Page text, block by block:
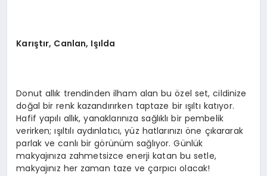
Karıştır, Canlan, Işılda
Donut allık trendinden ilham alan bu özel set, cildinize
doğal bir renk kazandırırken taptaze bir ışıltı katıyor.
Hafif yapılı allık, yanaklarınıza sağlıklı bir pembelik
verirken; ışıltılı aydınlatıcı, yüz hatlarınızı öne çıkararak
parlak ve canlı bir görünüm sağlıyor. Günlük
makyajınıza zahmetsizce enerji katan bu setle,
makyajınız her zaman taze ve çarpıcı olacak!